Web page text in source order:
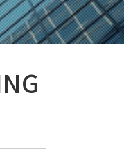
g
a
t